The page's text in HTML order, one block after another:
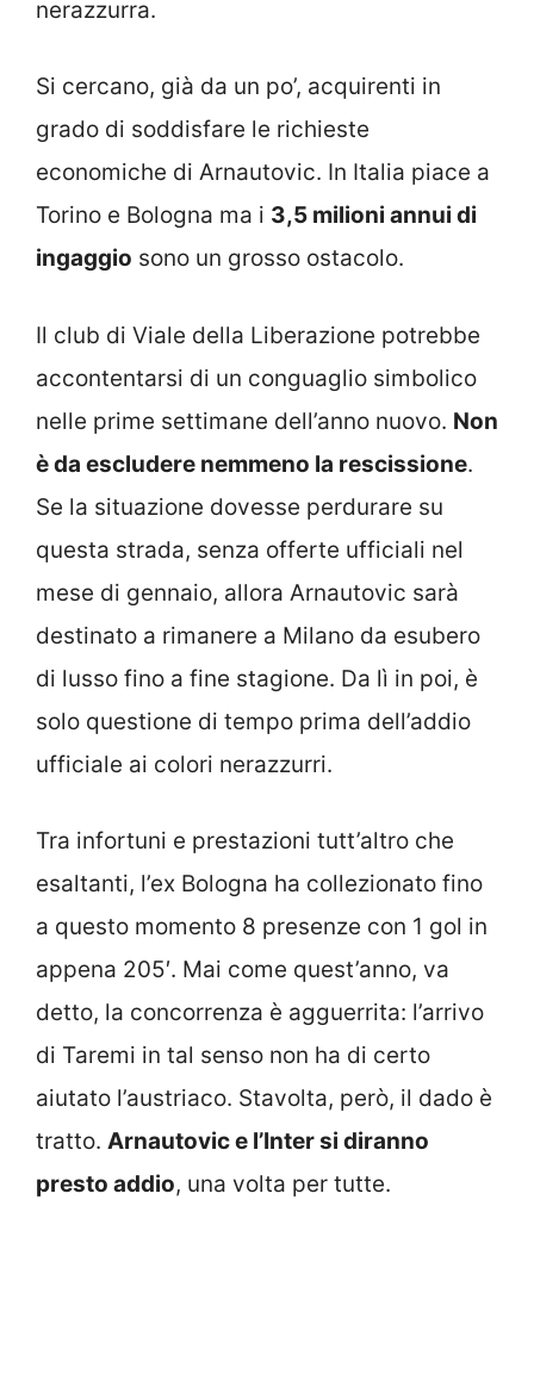
nerazzurra.
Si cercano, già da un po’, acquirenti in
grado di soddisfare le richieste
economiche di Arnautovic. In Italia piace a
Torino e Bologna ma i 3,5 milioni annui di
ingaggio sono un grosso ostacolo.
Il club di Viale della Liberazione potrebbe
accontentarsi di un conguaglio simbolico
nelle prime settimane dell’anno nuovo. Non
è da escludere nemmeno la rescissione.
Se la situazione dovesse perdurare su
questa strada, senza offerte ufficiali nel
mese di gennaio, allora Arnautovic sarà
destinato a rimanere a Milano da esubero
di lusso fino a fine stagione. Da lì in poi, è
solo questione di tempo prima dell’addio
ufficiale ai colori nerazzurri.
Tra infortuni e prestazioni tutt’altro che
esaltanti, l’ex Bologna ha collezionato fino
a questo momento 8 presenze con 1 gol in
appena 205′. Mai come quest’anno, va
detto, la concorrenza è agguerrita: l’arrivo
di Taremi in tal senso non ha di certo
aiutato l’austriaco. Stavolta, però, il dado è
tratto. Arnautovic e l’Inter si diranno
presto addio, una volta per tutte.